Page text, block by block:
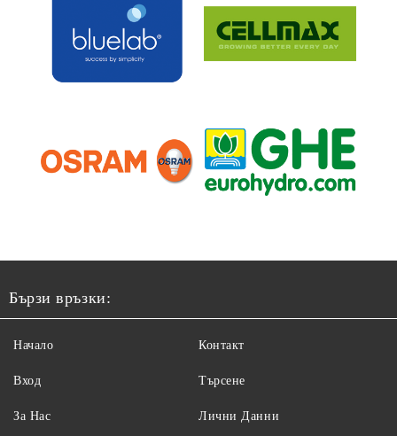
Бързи връзки:
Начало
Вход
За Нас
Контакт
Търсене
Лични Данни